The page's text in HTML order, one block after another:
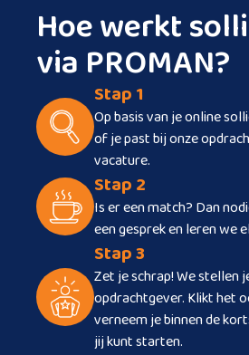
Hoe werkt
via PROMAN?
Stap 1
Op basis van je online
of je past bij onze
vacature.
Stap 2
Is er een match? Dan
een gesprek en leren we
Stap 3
Zet je schrap! We stellen
opdrachtgever. Klikt het
verneem je binnen de
jij kunt starten.